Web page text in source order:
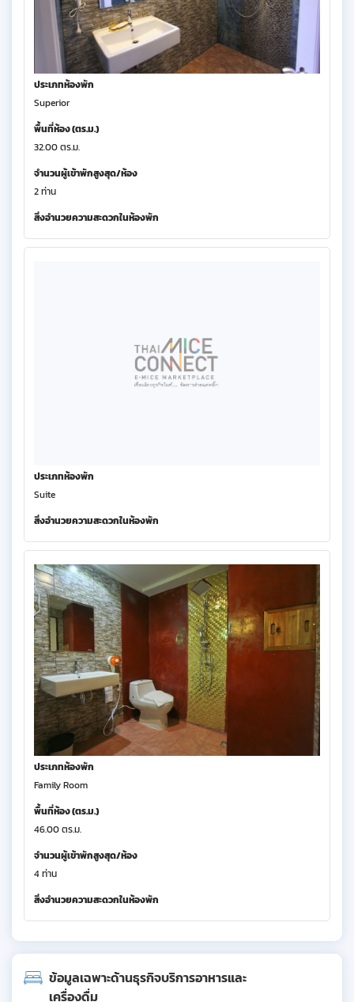
ประเภทห้องพัก
Superior
พื้นที่ห้อง (ตร.ม.)
32.00 ตร.ม.
จำนวนผู้เข้าพักสูงสุด/ห้อง
2 ท่าน
สิ่งอำนวยความสะดวกในห้องพัก
ประเภทห้องพัก
Suite
สิ่งอำนวยความสะดวกในห้องพัก
ประเภทห้องพัก
Family Room
พื้นที่ห้อง (ตร.ม.)
46.00 ตร.ม.
จำนวนผู้เข้าพักสูงสุด/ห้อง
4 ท่าน
สิ่งอำนวยความสะดวกในห้องพัก
ข้อมูลเฉพาะด้านธุรกิจบริการอาหารและ
เครื่องดื่ม